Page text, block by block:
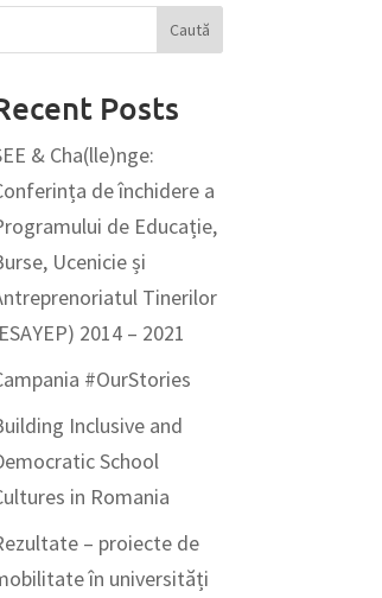
Posts
& Cha(lle)nge:
de închidere a
de Educație,
Ucenicie și
Tinerilor
2014 – 2021
#OurStories
Inclusive and
School
in Romania
– proiecte de
în universități